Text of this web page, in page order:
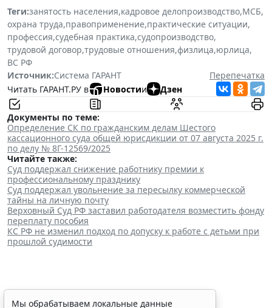
Теги:занятость населения,кадровое делопроизводство,МСБ,
охрана труда,правоприменение,практические ситуации,
профессия,судебная практика,судопроизводство,
трудовой договор,трудовые отношения,физлица,юрлица,
ВС РФ
Источник:Система ГАРАНТ
Перепечатка
Читать ГАРАНТ.РУ в
Новостии Дзен
Документы по теме:
Определение СК по гражданским делам Шестого
кассационного суда общей юрисдикции от 07 августа 2025 г.
по делу № 8Г-12569/2025
Читайте также:
Суд поддержал снижение работнику премии к
профессиональному празднику
Суд поддержал увольнение за пересылку коммерческой
тайны на личную почту
Верховный Суд РФ заставил работодателя возместить фонду
переплату пособия
КС РФ не изменил подход по допуску к работе с детьми при
прошлой судимости
Мы обрабатываем локальные данные